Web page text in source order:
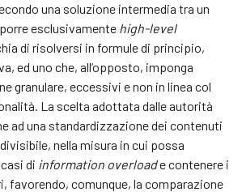
una soluzione intermedia tra un
esclusivamente high-level
di risolversi in formule di principio,
ed uno che, all’opposto, imponga
granulare, eccessivi e non in linea col
La scelta adottata dalle autorità
ad una standardizzazione dei contenuti
nella misura in cui possa
di information overloade contenere i
favorendo, comunque, la comparazione